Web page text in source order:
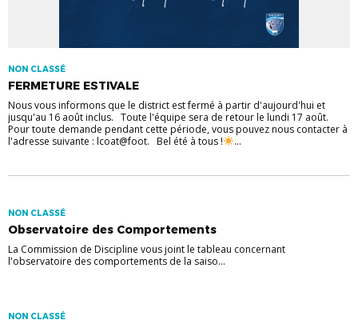
NON CLASSÉ
FERMETURE ESTIVALE
Nous vous informons que le district est fermé à partir d'aujourd'hui et
jusqu'au 16 août inclus. Toute l'équipe sera de retour le lundi 17 août.
Pour toute demande pendant cette période, vous pouvez nous contacter à
l'adresse suivante : lcoat@foot. Bel été à tous !
...
NON CLASSÉ
Observatoire des Comportements
La Commission de Discipline vous joint le tableau concernant
l'observatoire des comportements de la saiso...
NON CLASSÉ